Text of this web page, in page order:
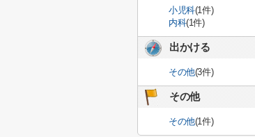
小児科(1件)
内科(1件)
出かける
その他(3件)
その他
その他(1件)